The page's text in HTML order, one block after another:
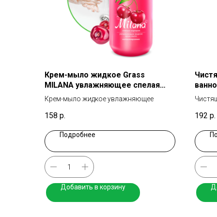
Крем-мыло жидкое Grass
MILANA увлажняющее спелая
черешня 1000мл
Крем-мыло жидкое увлажняющее
158 р.
Подробнее
Добавить в корзину
500
192 р.